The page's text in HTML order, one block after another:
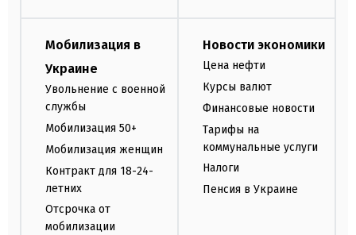
Мобилизация в
Украине
Увольнение с военной
службы
Мобилизация 50+
Мобилизация женщин
Контракт для 18-24-
летних
Отсрочка от
мобилизации
Новости экономики
Цена нефти
Курсы валют
Финансовые новости
Тарифы на
коммунальные услуги
Налоги
Пенсия в Украине